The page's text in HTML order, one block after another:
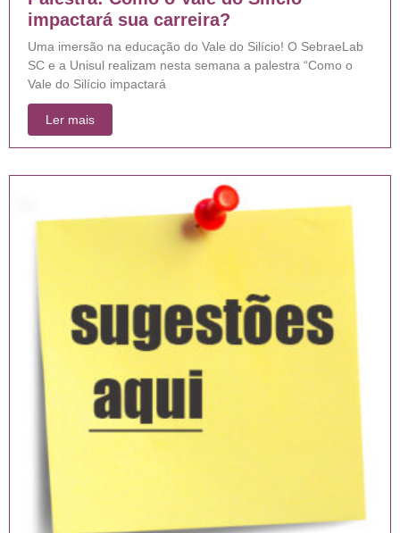
impactará sua carreira?
Uma imersão na educação do Vale do Silício! O SebraeLab
SC e a Unisul realizam nesta semana a palestra “Como o
Vale do Silício impactará
Ler mais